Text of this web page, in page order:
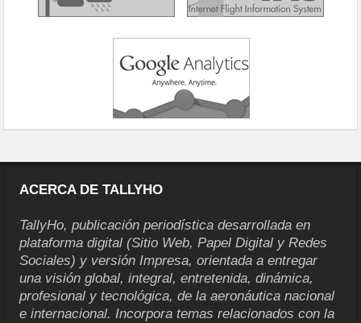
ACERCA DE TALLYHO
TallyHo, publicación periodística desarrollada en
plataforma digital (Sitio Web, Papel Digital y Redes
Sociales) y versión Impresa, orientada a entregar
una visión global, integral, entretenida, dinámica,
profesional y tecnológica, de la aeronáutica nacional
e internacional. Incorpora temas relacionados con la